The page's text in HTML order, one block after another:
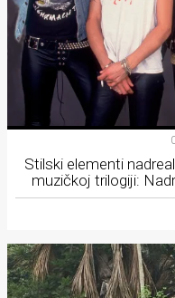
Stilski elementi
muzičkoj trilogiji: